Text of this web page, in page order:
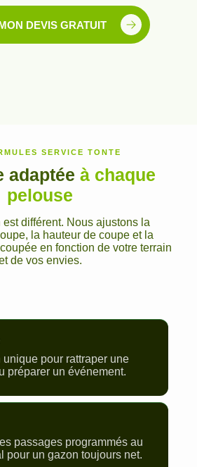
DEVIS GRATUIT
SERVICE TONTE
adaptée à chaque
pelouse
différent. Nous ajustons la
la hauteur de coupe et la
en fonction de votre terrain
de vos envies.
pour rattraper une
préparer un événement.
passages programmés au
pour un gazon toujours net.